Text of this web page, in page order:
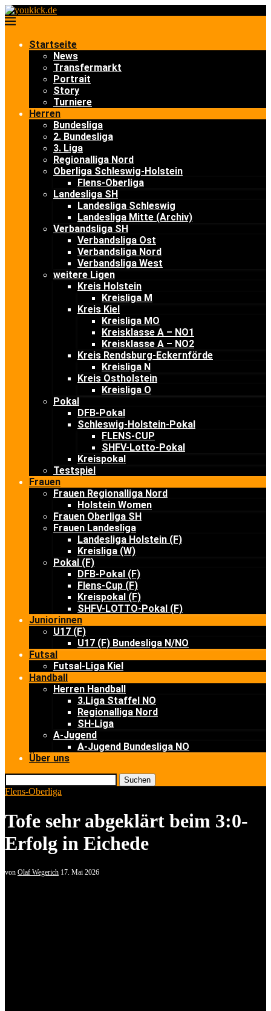
Startseite
News
Transfermarkt
Portrait
Story
Turniere
Herren
Bundesliga
2. Bundesliga
3. Liga
Regionalliga Nord
Oberliga Schleswig-Holstein
Flens-Oberliga
Landesliga SH
Landesliga Schleswig
Landesliga Mitte (Archiv)
Verbandsliga SH
Verbandsliga Ost
Verbandsliga Nord
Verbandsliga West
weitere Ligen
Kreis Holstein
Kreisliga M
Kreis Kiel
Kreisliga MO
Kreisklasse A – NO1
Kreisklasse A – NO2
Kreis Rendsburg-Eckernförde
Kreisliga N
Kreis Ostholstein
Kreisliga O
Pokal
DFB-Pokal
Schleswig-Holstein-Pokal
FLENS-CUP
SHFV-Lotto-Pokal
Kreispokal
Testspiel
Frauen
Frauen Regionalliga Nord
Holstein Women
Frauen Oberliga SH
Frauen Landesliga
Landesliga Holstein (F)
Kreisliga (W)
Pokal (F)
DFB-Pokal (F)
Flens-Cup (F)
Kreispokal (F)
SHFV-LOTTO-Pokal (F)
Juniorinnen
U17 (F)
U17 (F) Bundesliga N/NO
Futsal
Futsal-Liga Kiel
Handball
Herren Handball
3.Liga Staffel NO
Regionalliga Nord
SH-Liga
A-Jugend
A-Jugend Bundesliga NO
Über uns
Suchen
Flens-Oberliga
Tofe sehr abgeklärt beim 3:0-
Erfolg in Eichede
von Olaf Wegerich 17. Mai 2026